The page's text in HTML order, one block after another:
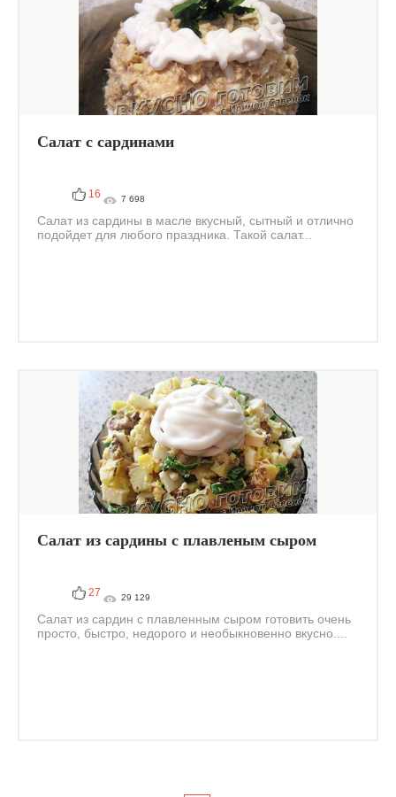
Салат c сардинами
16 7 698
Салат из сардины в масле вкусный, сытный и отлично
подойдет для любого праздника. Такой салат...
Салат из сардины с плавленым сыром
27 29 129
Салат из сардин с плавленным сыром готовить очень
просто, быстро, недорого и необыкновенно вкусно....